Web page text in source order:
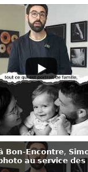
𝗕𝗼𝗻-𝗘𝗻𝗰𝗼𝗻𝘁𝗿𝗲,
𝗮𝘂 𝘀𝗲𝗿𝘃𝗶𝗰𝗲